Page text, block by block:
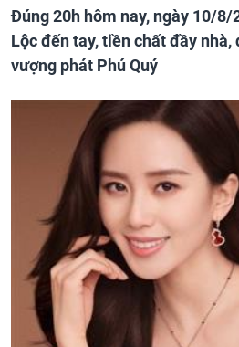
Đúng 20h hôm nay, ngày 10/8/
Lộc đến tay, tiền chất đầy
vượng phát Phú Quý